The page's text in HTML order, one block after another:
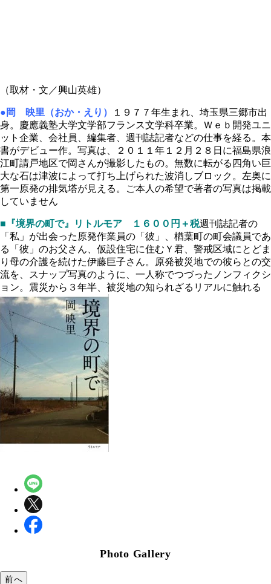
（取材・文／興山英雄）
●岡 映里（おか・えり）
１９７７年生まれ、埼玉県三郷市出
身。慶應義塾大学文学部フランス文学科卒業。Ｗｅｂ開発ユニ
ット企業、会社員、編集者、週刊誌記者などの仕事を経る。本
書がデビュー作。写真は、２０１１年１２月２８日に福島県浪
江町請戸地区で岡さんが撮影したもの。無数に転がる四角い巨
大な石は津波によって打ち上げられた波消しブロック。左奥に
第一原発の排気塔が見える。ご本人の希望で著者の写真は掲載
していません
■『境界の町で』 リトルモア １６００円＋税週刊誌記者の
「私」が出会った原発作業員の「彼」、楢葉町の町会議員であ
る「彼」のお父さん、仮設住宅に住むＹ君、警戒区域にとどま
り母の介護を続けた伊藤巨子さん。原発被災地での彼らとの交
流を、スナップ写真のように、一人称でつづったノンフィクシ
ョン。震災から３年半、被災地の知られざるリアルに触れる
Photo Gallery
前へ